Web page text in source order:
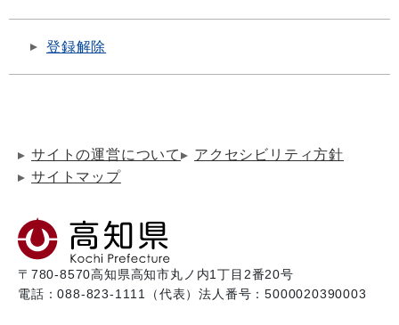
登録解除
サイトの運営について
アクセシビリティ方針
サイトマップ
〒780-8570高知県高知市丸ノ内1丁目2番20号
電話：088-823-1111（代表）法人番号：5000020390003